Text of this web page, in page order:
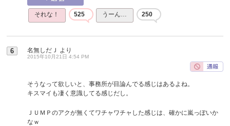
それな！ 525 うーん… 250
6 名無しだＪ より
2015年10月21日 4:54 PM
そうなって欲しいと、事務所が目論んでる感じはあるよね。
キスマイも凄く意識してる感じだし。
ＪＵＭＰのアクが無くてワチャワチャした感じは、確かに嵐っぽいか
なｗ